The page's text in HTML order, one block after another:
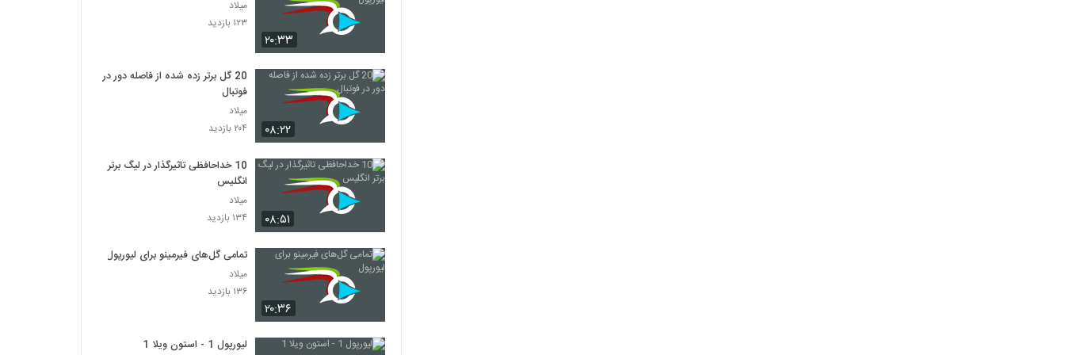
۲۰:۳۳
میلاد
۱۲۳ بازدید
۰۸:۲۲
20 گل برتر زده شده از فاصله دور در
فوتبال
میلاد
۲۰۴ بازدید
۰۸:۵۱
10 خداحافظی تاثیرگذار در لیگ برتر
انگلیس
میلاد
۱۳۴ بازدید
۲۰:۳۶
تمامی گل‌‎های فیرمینو برای لیورپول
میلاد
۱۳۶ بازدید
لیورپول 1 - استون ویلا 1